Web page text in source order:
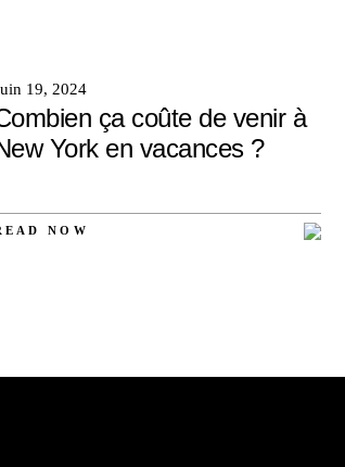
19, 2024
ça coûte de venir à
York en vacances ?
NOW